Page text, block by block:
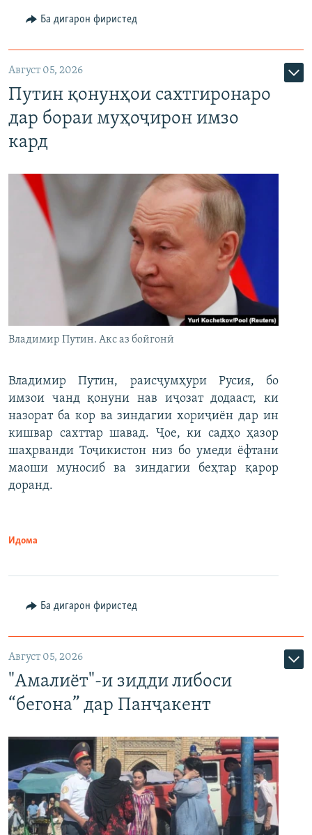
Ба дигарон фиристед
Август 05, 2026
Путин қонунҳои сахтгиронаро
дар бораи муҳоҷирон имзо
кард
Владимир Путин. Акс аз бойгонӣ
Владимир Путин, раисҷумҳури Русия, бо
имзои чанд қонуни нав иҷозат додааст, ки
назорат ба кор ва зиндагии хориҷиён дар ин
кишвар сахттар шавад. Ҷое, ки садҳо ҳазор
шаҳрванди Тоҷикистон низ бо умеди ёфтани
маоши муносиб ва зиндагии беҳтар қарор
доранд.
Идома
Ба дигарон фиристед
Август 05, 2026
"Амалиёт"-и зидди либоси
“бегона” дар Панҷакент